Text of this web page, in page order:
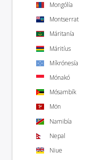
Mongólía
Montserrat
Máritanía
Máritíus
Míkrónesía
Mónakó
Mósambík
Mön
Namibía
Nepal
Niue